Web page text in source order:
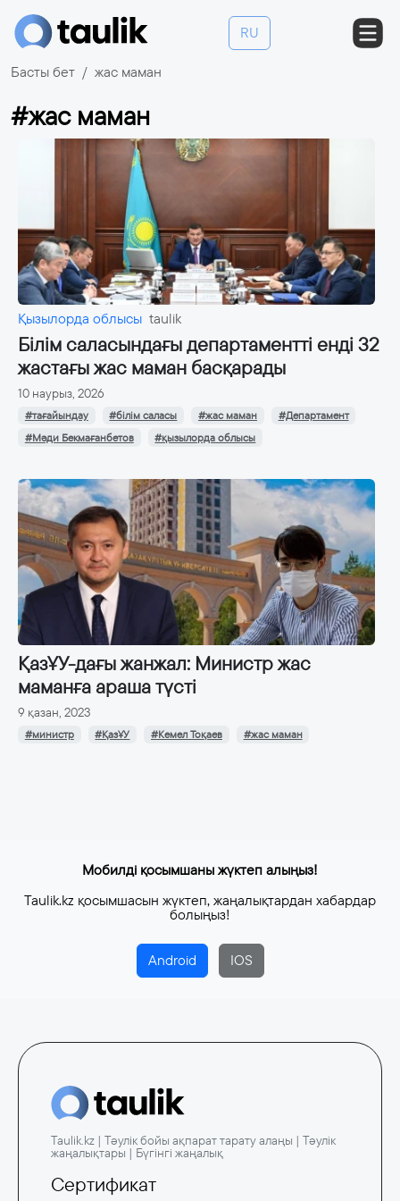
RU
Басты бет жас маман
#жас маман
Қызылорда облысы taulik
Білім саласындағы департаментті енді 32
жастағы жас маман басқарады
10 наурыз, 2026
#тағайындау #білім саласы #жас маман
#Департамент
#Мәди Бекмағанбетов
#қызылорда облысы
ҚазҰУ-дағы жанжал: Министр жас
маманға араша түсті
9 қазан, 2023
#министр #ҚазҰУ #Кемел Тоқаев #жас маман
Мобилді қосымшаны жүктеп алыңыз!
Taulik.kz қосымшасын жүктеп, жаңалықтардан хабардар
болыңыз!
Android IOS
Taulik.kz | Тәулік бойы ақпарат тарату алаңы | Тәулік
жаңалықтары | Бүгінгі жаңалық
Сертификат